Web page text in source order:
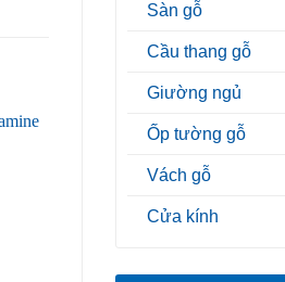
Sàn gỗ
Cầu thang gỗ
Giường ngủ
Ốp tường gỗ
Vách gỗ
Cửa kính